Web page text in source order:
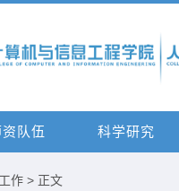
资队伍 科学研究
作 > 正文